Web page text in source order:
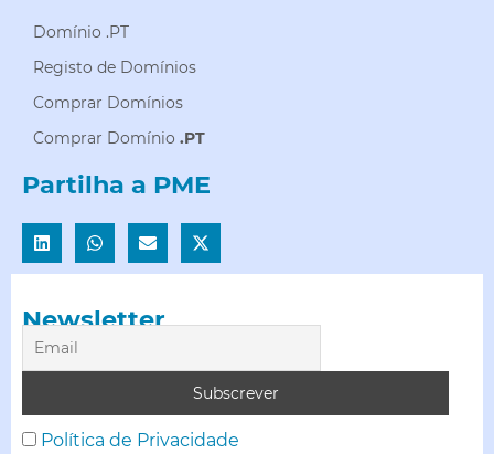
Domínio .PT
Registo de Domínios
Comprar Domínios
Comprar Domínio .PT
Partilha a PME
Newsletter
Política de Privacidade